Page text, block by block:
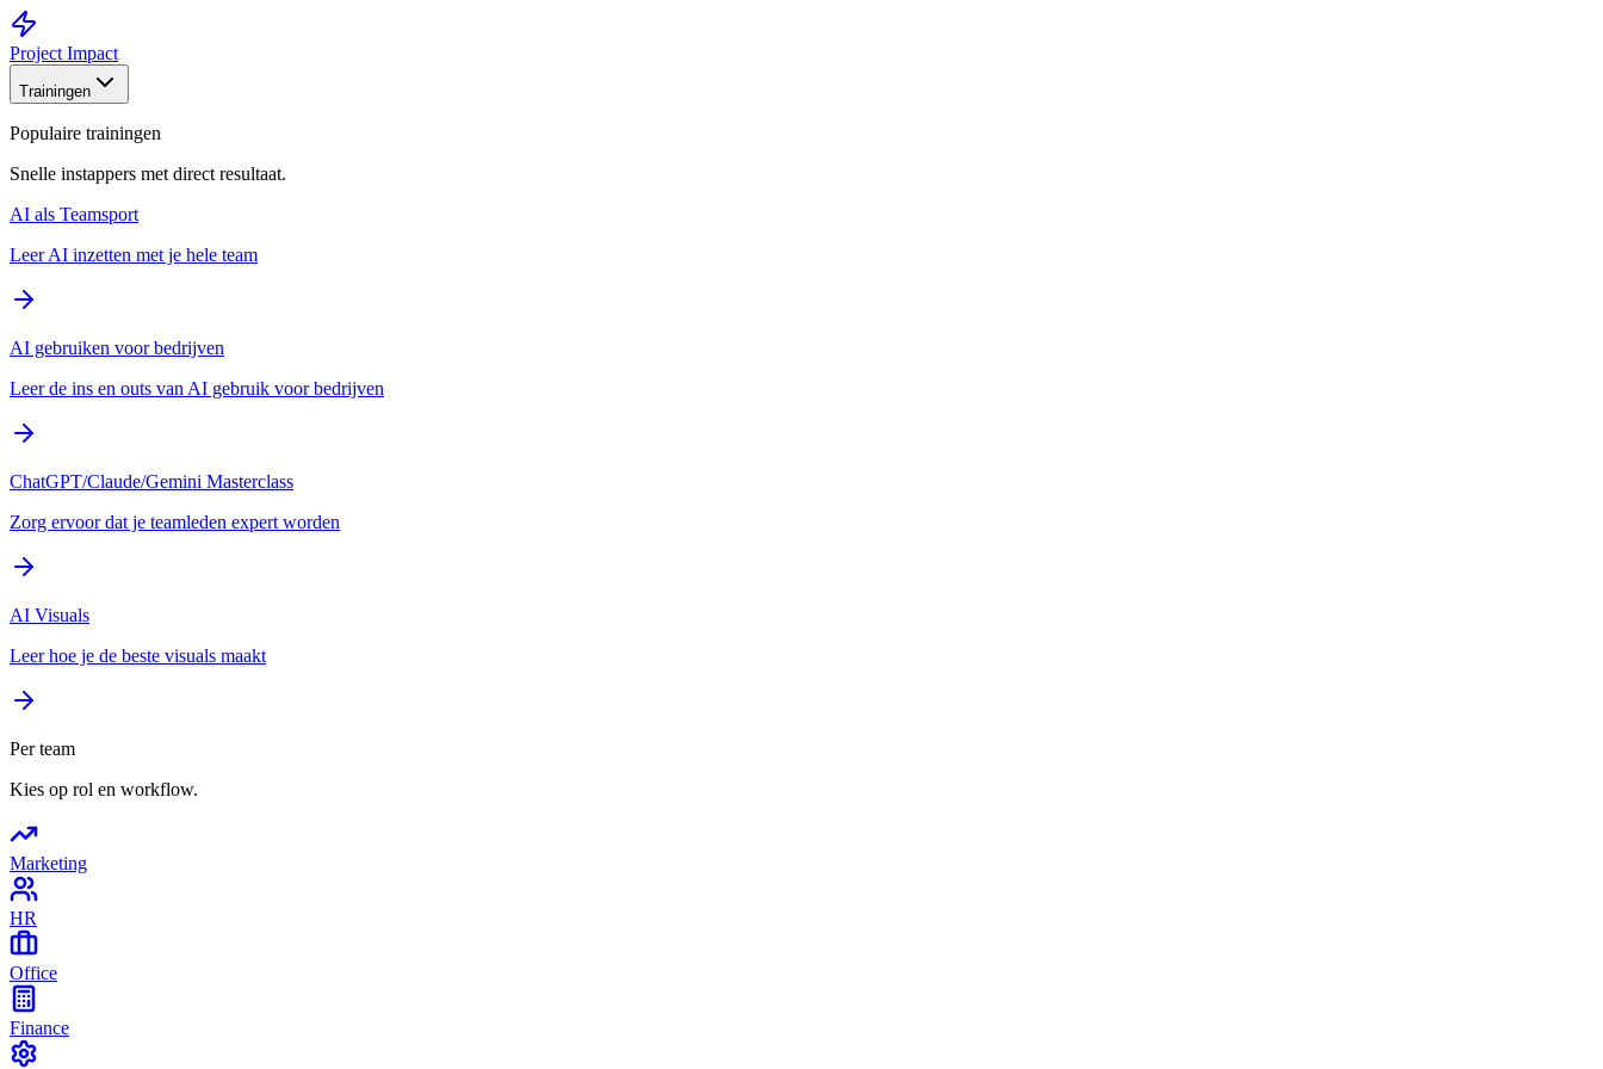
Project Impact
Trainingen
Populaire trainingen
Snelle instappers met direct resultaat.
AI als Teamsport
Leer AI inzetten met je hele team
AI gebruiken voor bedrijven
Leer de ins en outs van AI gebruik voor bedrijven
ChatGPT/Claude/Gemini Masterclass
Zorg ervoor dat je teamleden expert worden
AI Visuals
Leer hoe je de beste visuals maakt
Per team
Kies op rol en workflow.
Marketing
HR
Office
Finance